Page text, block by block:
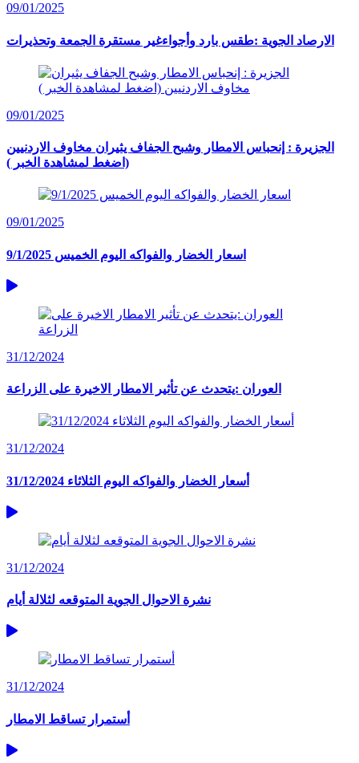
09/01/2025
الارصاد الجوية :طقس بارد وأجواءغير مستقرة الجمعة وتحذيرات
09/01/2025
الجزيرة : إنحباس الامطار وشبح الجفاف يثيران مخاوف الاردنيين
(اضغط لمشاهدة الخبر )
09/01/2025
اسعار الخضار والفواكه اليوم الخميس 9/1/2025
31/12/2024
العوران :يتحدث عن تأثير الامطار الاخيرة على الزراعة
31/12/2024
أسعار الخضار والفواكه اليوم الثلاثاء 31/12/2024
31/12/2024
نشرة الاحوال الجوية المتوقعه لثلالة أيام
31/12/2024
أستمرار تساقط الامطار